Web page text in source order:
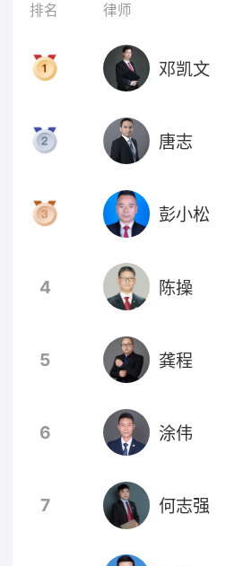
求赔偿30万元，律师费通常按索赔
高比例越低。德阳本地行情大致在标
的额的8%到15%之间，具体看案件
排名 律师
邓凯文
唐志
彭小松
4 陈操
5 龚程
6 涂伟
7 何志强